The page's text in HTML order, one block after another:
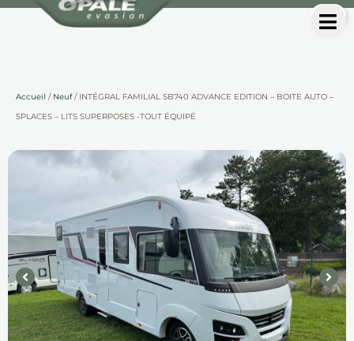
Accueil / Neuf/ INTÉGRAL FAMILIAL SB740 ADVANCE EDITION – BOITE AUTO –
5PLACES – LITS SUPERPOSES -TOUT ÉQUIPÉ